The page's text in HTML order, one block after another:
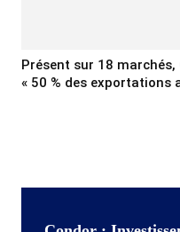
Présent sur 18 marchés,
« 50 % des exportations